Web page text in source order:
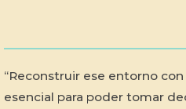
“Reconstruir ese entorno
esencial para poder tomar